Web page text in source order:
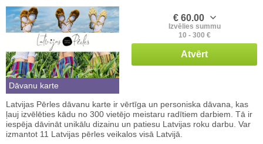
Dāvanu karte
€ 60.00
Izvēlies summu
10 - 300 €
Atvērt
Latvijas Pērles dāvanu karte ir vērtīga un personiska dāvana, kas
ļauj izvēlēties kādu no 300 vietējo meistaru radītiem darbiem. Tā ir
iespēja dāvināt unikālu dizainu un patiesu Latvijas roku darbu. Var
izmantot 11 Latvijas pērles veikalos visā Latvijā.